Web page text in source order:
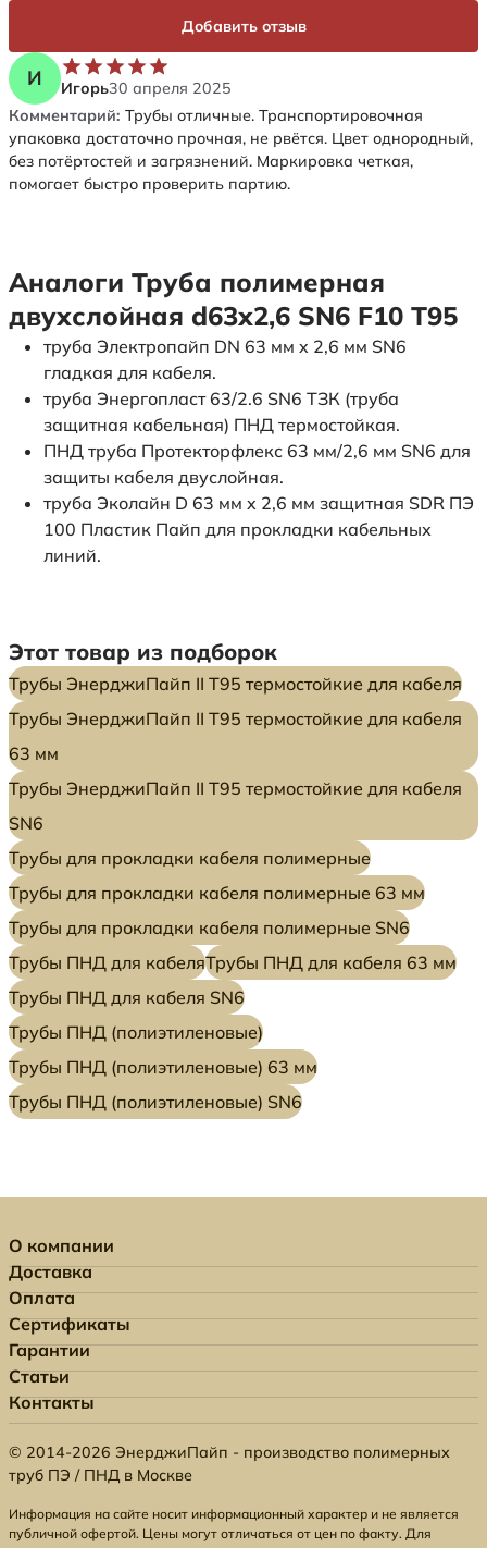
И Игорь30 апреля 2025
Комментарий: Трубы отличные. Транспортировочная
упаковка достаточно прочная, не рвётся. Цвет однородный,
без потёртостей и загрязнений. Маркировка четкая,
помогает быстро проверить партию.
Добавить отзыв
Аналоги Труба полимерная
двухслойная d63х2,6 SN6 F10 Т95
труба Электропайп DN 63 мм x 2,6 мм SN6
гладкая для кабеля.
труба Энергопласт 63/2.6 SN6 ТЗК (труба
защитная кабельная) ПНД термостойкая.
ПНД труба Протекторфлекс 63 мм/2,6 мм SN6 для
защиты кабеля двуслойная.
труба Эколайн D 63 мм x 2,6 мм защитная SDR ПЭ
100 Пластик Пайп для прокладки кабельных
линий.
Этот товар из подборок
Трубы ЭнерджиПайп II Т95 термостойкие для кабеля
Трубы ЭнерджиПайп II Т95 термостойкие для кабеля
63 мм
Трубы ЭнерджиПайп II Т95 термостойкие для кабеля
SN6
Трубы для прокладки кабеля полимерные
Трубы для прокладки кабеля полимерные 63 мм
Трубы для прокладки кабеля полимерные SN6
Трубы ПНД для кабеляТрубы ПНД для кабеля 63 мм
Трубы ПНД для кабеля SN6
Трубы ПНД (полиэтиленовые)
Трубы ПНД (полиэтиленовые) 63 мм
Трубы ПНД (полиэтиленовые) SN6
О компании
Доставка
Оплата
Сертификаты
Гарантии
Статьи
Контакты
© 2014-2026 ЭнерджиПайп - производство полимерных
труб ПЭ / ПНД в Москве
Информация на сайте носит информационный характер и не является
публичной офертой. Цены могут отличаться от цен по факту. Для